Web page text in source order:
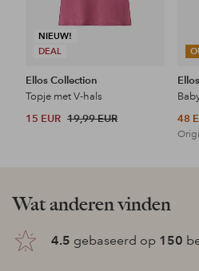
NIEUW!
DEAL
Ellos Collection
Topje met V-hals
15 EUR 19,99 EUR
48
Wat anderen vinden
4.5 gebaseerd op 150